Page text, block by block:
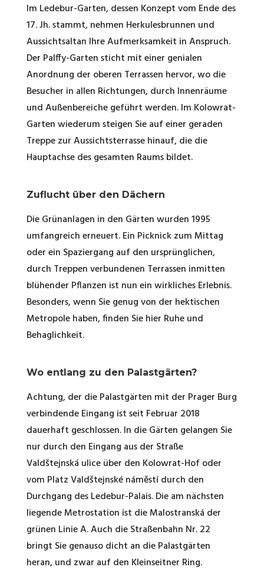
Im Ledebur-Garten, dessen Konzept vom Ende des
17. Jh. stammt, nehmen Herkulesbrunnen und
Aussichtsaltan Ihre Aufmerksamkeit in Anspruch.
Der Palffy-Garten sticht mit einer genialen
Anordnung der oberen Terrassen hervor, wo die
Besucher in allen Richtungen, durch Innenräume
und Außenbereiche geführt werden. Im Kolowrat-
Garten wiederum steigen Sie auf einer geraden
Treppe zur Aussichtsterrasse hinauf, die die
Hauptachse des gesamten Raums bildet.
Zuflucht über den Dächern
Die Grünanlagen in den Gärten wurden 1995
umfangreich erneuert. Ein Picknick zum Mittag
oder ein Spaziergang auf den ursprünglichen,
durch Treppen verbundenen Terrassen inmitten
blühender Pflanzen ist nun ein wirkliches Erlebnis.
Besonders, wenn Sie genug von der hektischen
Metropole haben, finden Sie hier Ruhe und
Behaglichkeit.
Wo entlang zu den Palastgärten?
Achtung, der die Palastgärten mit der Prager Burg
verbindende Eingang ist seit Februar 2018
dauerhaft geschlossen. In die Gärten gelangen Sie
nur durch den Eingang aus der Straße
Valdštejnská ulice über den Kolowrat-Hof oder
vom Platz Valdštejnské náměstí durch den
Durchgang des Ledebur-Palais. Die am nächsten
liegende Metrostation ist die Malostranská der
grünen Linie A. Auch die Straßenbahn Nr. 22
bringt Sie genauso dicht an die Palastgärten
heran, und zwar auf den Kleinseitner Ring.